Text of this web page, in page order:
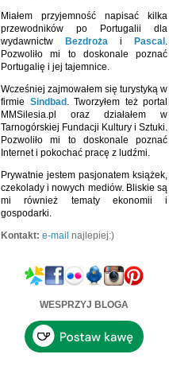
Miałem przyjemność napisać kilka
przewodników po Portugalii dla
wydawnictw
Bezdroża i Pascal .
Pozwoliło mi to doskonale poznać
Portugalię i jej tajemnice.
Wcześniej zajmowałem się turystyką w
firmie Sindbad . Tworzyłem też portal
MMSilesia.pl oraz działałem w
Tarnogórskiej Fundacji Kultury i Sztuki.
Pozwoliło mi to doskonale poznać
Internet i pokochać pracę z ludźmi.
Prywatnie jestem pasjonatem książek,
czekolady i nowych mediów. Bliskie są
mi również tematy ekonomii i
gospodarki.
Kontakt: e-mail najlepiej:)
WESPRZYJ BLOGA